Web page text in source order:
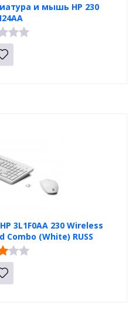
и мышь HP 230
3L1F0AA 230 Wireless
Combo (White) RUSS